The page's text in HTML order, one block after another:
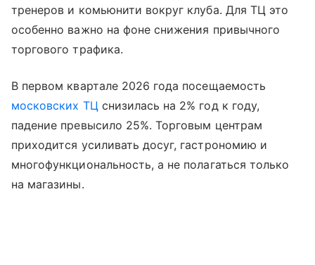
тренеров и комьюнити вокруг клуба. Для ТЦ это
особенно важно на фоне снижения привычного
торгового трафика.
В первом квартале 2026 года посещаемость
московских ТЦснизилась на 2% год к году,
падение превысило 25%. Торговым центрам
приходится усиливать досуг, гастрономию и
многофункциональность, а не полагаться только
на магазины.